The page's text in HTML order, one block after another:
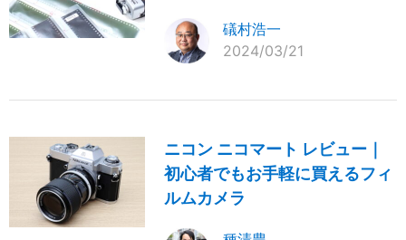
礒村浩一
2024/03/21
ニコン ニコマート レビュー｜
初心者でもお手軽に買えるフィ
ルムカメラ